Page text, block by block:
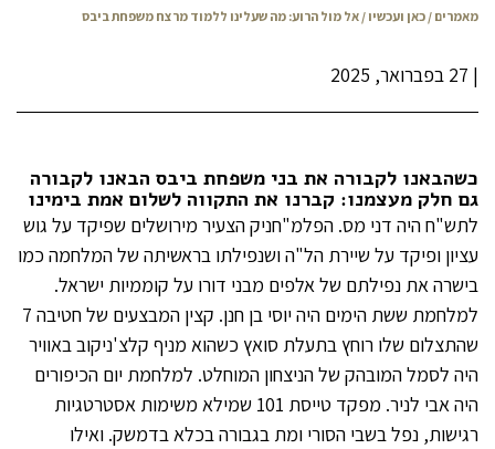
מאמרים / כאן ועכשיו / אל מול הרוע: מה שעלינו ללמוד מרצח משפחת ביבס
| 27 בפברואר, 2025
כשהבאנו לקבורה את בני משפחת ביבס הבאנו לקבורה
גם חלק מעצמנו: קברנו את התקווה לשלום אמת בימינו
לתש"ח היה דני מס. הפלמ"חניק הצעיר מירושלים שפיקד על גוש
עציון ופיקד על שיירת הל"ה ושנפילתו בראשיתה של המלחמה כמו
בישרה את נפילתם של אלפים מבני דורו על קוממיות ישראל.
למלחמת ששת הימים היה יוסי בן חנן. קצין המבצעים של חטיבה 7
שהתצלום שלו רוחץ בתעלת סואץ כשהוא מניף קלצ'ניקוב באוויר
היה לסמל המובהק של הניצחון המוחלט. למלחמת יום הכיפורים
היה אבי לניר. מפקד טייסת 101 שמילא משימות אסטרטגיות
רגישות, נפל בשבי הסורי ומת בגבורה בכלא בדמשק. ואילו